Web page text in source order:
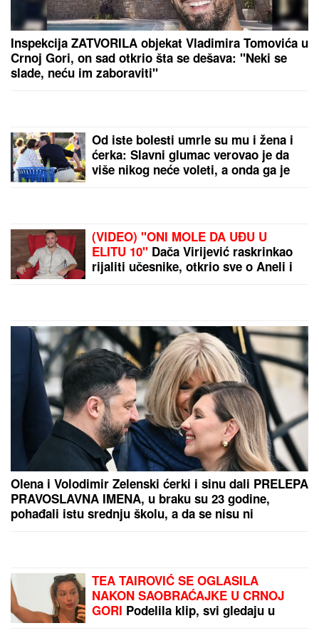
"Oduzeće vam decu"
PREPORUKA ZA VAS
Crnoj Gori, on sad otkrio šta se dešava: "Neki se
slade, neću im zaboraviti"
JOŠ JEDNA DETONACIJA U
policija traga za počiniocem
Od iste bolesti umrle su mu i žena i
ćerka: Slavni glumac verovao je da
više nikog neće voleti, a onda ga je
"JEDNA U MILION" vratila u život
ubio majku
(VIDEO) "ONI MOLE DA UĐU U